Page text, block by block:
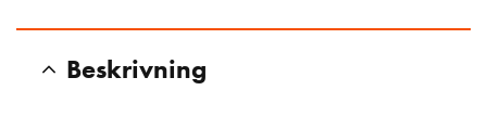
Beskrivning